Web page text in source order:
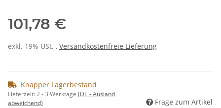
101,78 €
exkl. 19% USt. , Versandkostenfreie Lieferung
Knapper Lagerbestand
Lieferzeit:2 - 3 Werktage (DE - Ausland
abweichend)
Frage zum Artikel